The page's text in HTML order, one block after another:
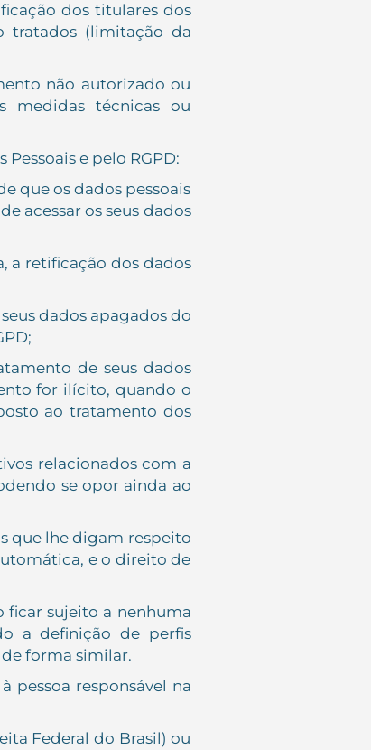
dos titulares dos
tratados (limitação da
não autorizado ou
medidas técnicas ou
e pelo RGPD:
que os dados pessoais
acessar os seus dados
a retificação dos dados
dados apagados do
de seus dados
for ilícito, quando o
ao tratamento dos
relacionados com a
se opor ainda ao
que lhe digam respeito
e o direito de
ficar sujeito a nenhuma
a definição de perfis
forma similar.
pessoa responsável na
Federal do Brasil) ou